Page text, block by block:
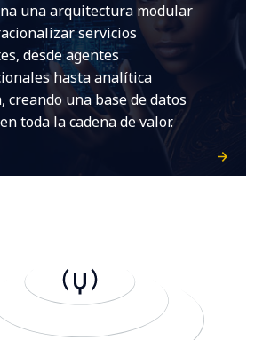
una arquitectura modular
servicios
desde agentes
hasta analítica
creando una base de datos
toda la cadena de valor.